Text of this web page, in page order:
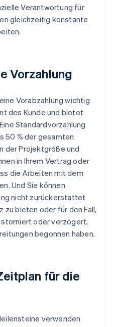
Verantwortung für
gleichzeitig konstante
Vorzahlung
Vorabzahlung wichtig
des Kunde und bietet
Standardvorzahlung
50 % der gesamten
der Projektgröße und
in Ihrem Vertrag oder
die Arbeiten mit dem
Und Sie können
nicht zurückerstattet
zu bieten oder für den Fall,
oder verzögert,
begonnen haben.
für die
verwenden